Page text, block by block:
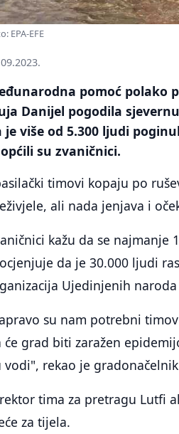
EPA-EFE
pomoć polako
Danijel pogodila
je više od 5.300 ljudi
su zvaničnici.
timovi kopaju po
ali nada jenjava i
kažu da se najmanje
da je 30.000 ljudi
Ujedinjenih
su nam potrebni
će grad biti zaražen
vodi", rekao je
tima za pretragu Lutfi
za tijela.